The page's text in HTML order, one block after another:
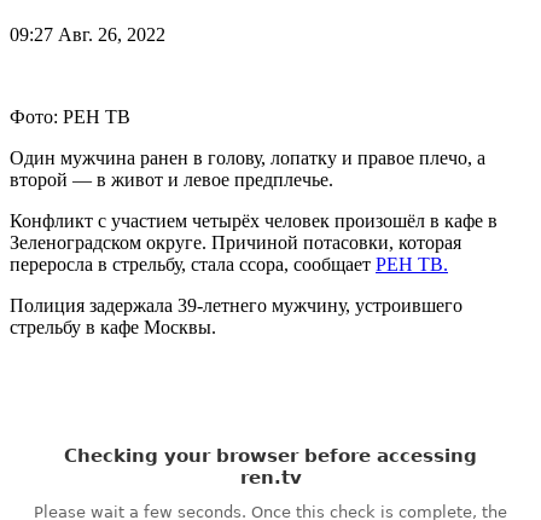
09:27 Авг. 26, 2022
Фото: РЕН ТВ
Один мужчина ранен в голову, лопатку и правое плечо, а
второй — в живот и левое предплечье.
Конфликт с участием четырёх человек произошёл в кафе в
Зеленоградском округе. Причиной потасовки, которая
переросла в стрельбу, стала ссора, сообщает РЕН ТВ.
Полиция задержала 39-летнего мужчину, устроившего
стрельбу в кафе Москвы.